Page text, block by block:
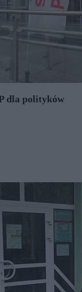
dla polityków